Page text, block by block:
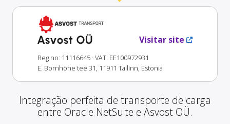
Asvost OÜ Visitar site
Reg no: 11116645 · VAT: EE100972931
E. Bornhöhe tee 31, 11911 Tallinn, Estonia
Integração perfeita de transporte de carga
entre Oracle NetSuite e Asvost OÜ.